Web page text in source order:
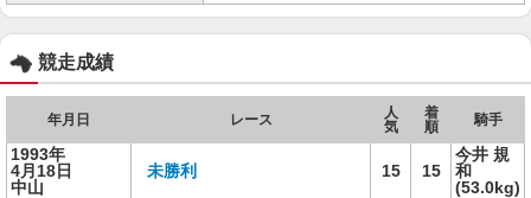
競走成績
年月日 レース
人
気
着
順
騎手
1993年
4月18日
中山
未勝利 15 15
今井 規
和
(53.0kg)